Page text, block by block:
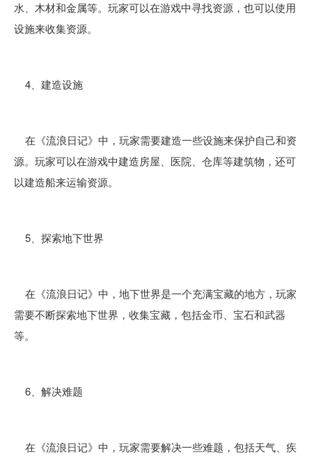
水、木材和金属等。玩家可以在游戏中寻找资源，也可以使用
设施来收集资源。
4、建造设施
在《流浪日记》中，玩家需要建造一些设施来保护自己和资
源。玩家可以在游戏中建造房屋、医院、仓库等建筑物，还可
以建造船来运输资源。
5、探索地下世界
在《流浪日记》中，地下世界是一个充满宝藏的地方，玩家
需要不断探索地下世界，收集宝藏，包括金币、宝石和武器
等。
6、解决难题
在《流浪日记》中，玩家需要解决一些难题，包括天气、疾